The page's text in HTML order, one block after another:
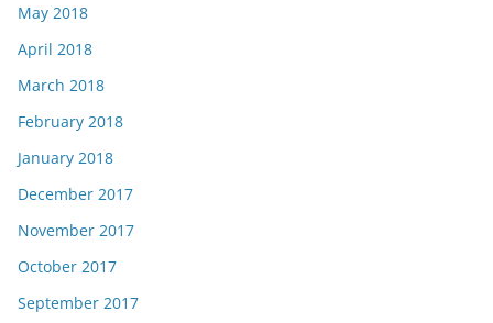
May 2018
April 2018
March 2018
February 2018
January 2018
December 2017
November 2017
October 2017
September 2017